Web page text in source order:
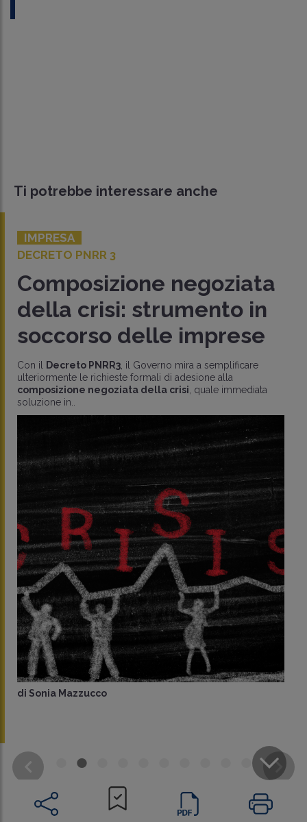
CONDIVIDI
Ti potrebbe interessare anche
IMPRESA
DECRETO PNRR 3
Composizione negoziata
della crisi: strumento in
soccorso delle imprese
Con il Decreto PNRR3 , il Governo mira a semplificare
ulteriormente le richieste formali di adesione alla
composizione negoziata della crisi , quale immediata
soluzione in..
di Sonia Mazzucco